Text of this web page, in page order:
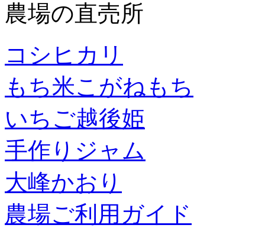
農場の直売所
コシヒカリ
もち米こがねもち
いちご越後姫
手作りジャム
大峰かおり
農場ご利用ガイド